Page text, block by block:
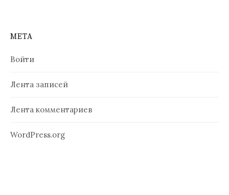
МЕТА
Войти
Лента записей
Лента комментариев
WordPress.org